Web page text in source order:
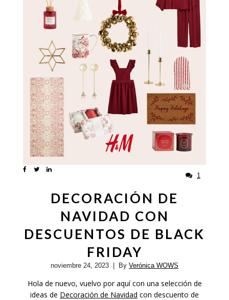
1
DECORACIÓN DE
NAVIDAD CON
DESCUENTOS DE BLACK
FRIDAY
noviembre 24, 2023 | By Verónica WOWS
Hola de nuevo, vuelvo por aquí con una selección de
ideas de Decoración de Navidad con descuento de